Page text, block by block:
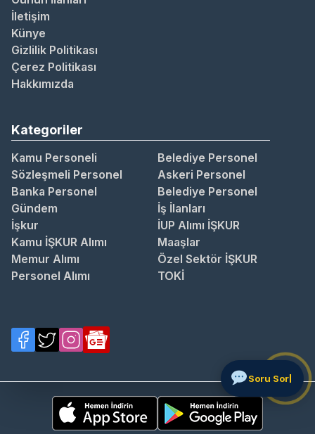
İletişim
Künye
Gizlilik Politikası
Çerez Politikası
Hakkımızda
Kategoriler
Kamu Personeli
Belediye Personel
Sözleşmeli Personel
Askeri Personel
Banka Personel
Belediye Personel
Gündem
İş İlanları
İşkur
İUP Alımı İŞKUR
Kamu İŞKUR Alımı
Maaşlar
Memur Alımı
Özel Sektör İŞKUR
Personel Alımı
TOKİ